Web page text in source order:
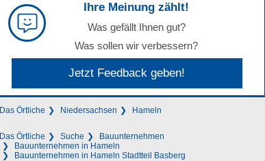
Ihre Meinung zählt!
Was gefällt Ihnen gut?
Was sollen wir verbessern?
Jetzt Feedback geben!
Das Örtliche Niedersachsen Hameln
Das Örtliche Suche
Bauunternehmen
Bauunternehmen in Hameln
Bauunternehmen in Hameln Stadtteil Basberg